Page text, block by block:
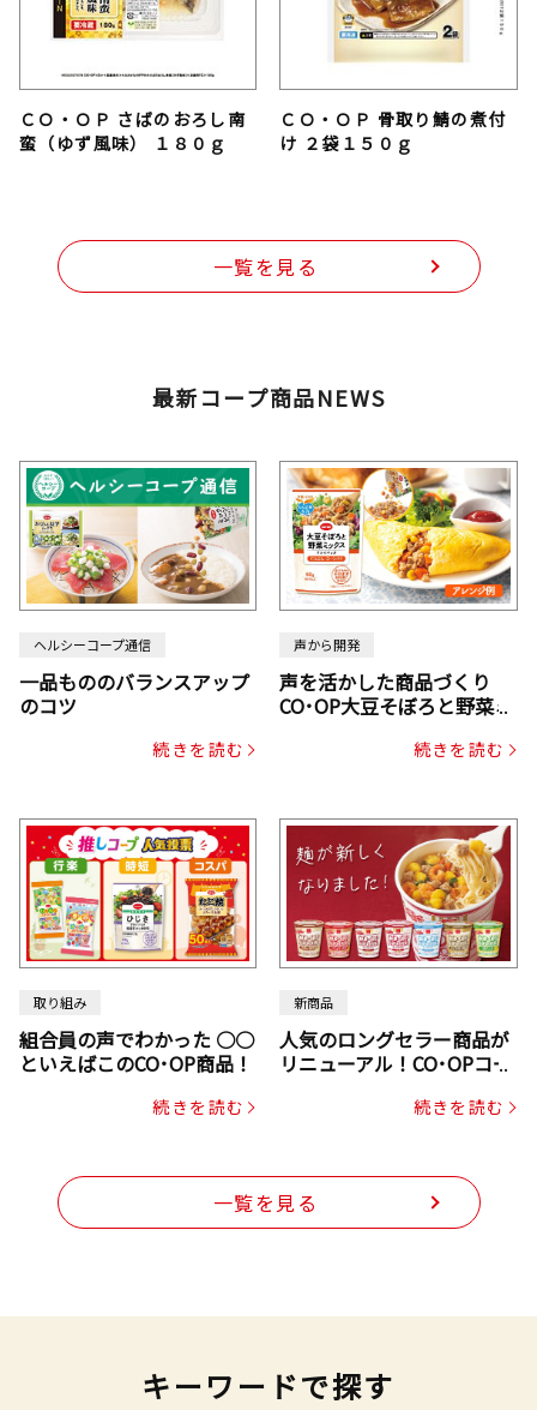
ＣＯ・ＯＰ さばのおろし南
蛮（ゆず風味） １８０ｇ
ＣＯ・ＯＰ 骨取り鯖の煮付
け ２袋１５０ｇ
一覧を見る
最新コープ商品NEWS
ヘルシーコープ通信
一品もののバランスアップ
のコツ
続きを読む
声から開発
声を活かした商品づくり
CO･OP大豆そぼろと野菜ミ
じん・コーン入り）続きを読む
取り組み
組合員の声でわかった ○○
といえばこのCO･OP商品！
続きを読む
新商品
人気のロングセラー商品が
リニューアル！CO･OPコー
続きを読む
一覧を見る
キーワードで探す